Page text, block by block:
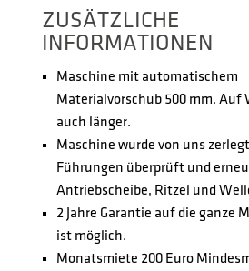
ZUSÄTZLICHE
INFORMATIONEN
Maschine mit automatischem
Materialvorschub 500 mm. Auf
auch länger.
Maschine wurde von uns
Führungen überprüft und
Antriebscheibe, Ritzel und
2 Jahre Garantie auf die ganze
ist möglich.
Monatsmiete 200 Euro